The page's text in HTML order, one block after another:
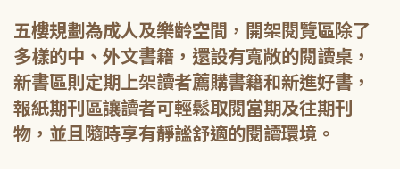
五樓規劃為成人及樂齡空間，開架閱覽區除了
多樣的中、外文書籍，還設有寬敞的閱讀桌，
新書區則定期上架讀者薦購書籍和新進好書，
報紙期刊區讓讀者可輕鬆取閱當期及往期刊
物，並且隨時享有靜謐舒適的閱讀環境。